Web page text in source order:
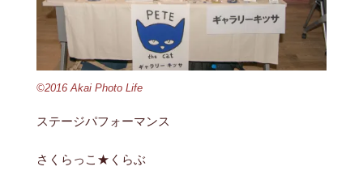
©2016 Akai Photo Life
ステージパフォーマンス
さくらっこ★くらぶ